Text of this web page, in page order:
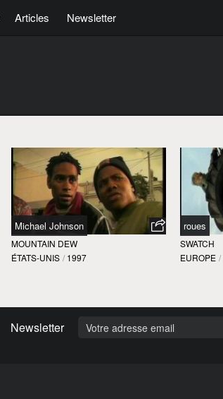
Articles Newsletter
Michael Johnson
MOUNTAIN DEW
ÉTATS-UNIS / 1997
roues
SWATCH
EUROPE /
Newsletter